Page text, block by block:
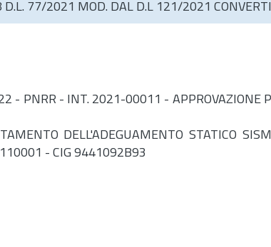
D.L. 77/2021 MOD. DAL D.L 121/2021
PNRR - INT. 2021-00011 - APPROVAZIONE
DELL'ADEGUAMENTO STATICO
- CIG 9441092B93